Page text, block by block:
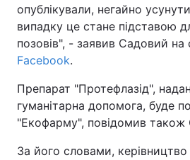
опублікували, негайно
випадку це стане підставою
позовів", - заявив Садовий на
Facebook.
Препарат "Протефлазід",
гуманітарна допомога, буде
"Екофарму", повідомив також
За його словами,